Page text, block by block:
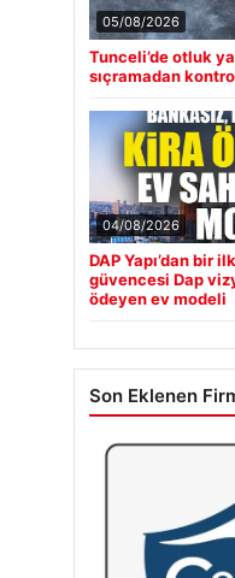
05/08/2026
Tunceli’de otluk
sıçramadan
04/08/2026
DAP Yapı’dan bir
güvencesi Dap
ödeyen ev modeli
Son Eklenen